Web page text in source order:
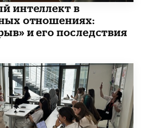
интеллект в
отношениях:
и его последствия